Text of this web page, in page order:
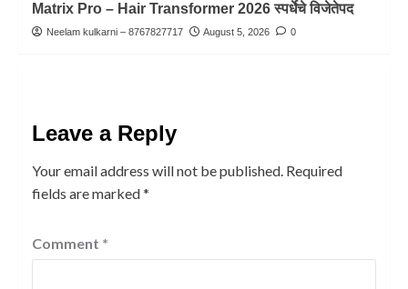
Matrix Pro – Hair Transformer 2026 स्पर्धेचे विजेतेपद
Neelam kulkarni – 8767827717 August 5, 2026 0
Leave a Reply
Your email address will not be published. Required
fields are marked*
Comment *